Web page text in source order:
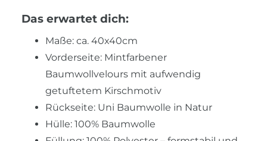
Das erwartet dich:
Maße: ca. 40x40cm
Vorderseite: Mintfarbener
Baumwollvelours mit aufwendig
getuftetem Kirschmotiv
Rückseite: Uni Baumwolle in Natur
Hülle: 100% Baumwolle